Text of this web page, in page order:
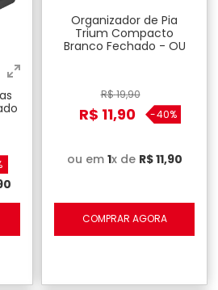
Organizador de Pia
Trium Compacto
Branco Fechado - OU
R$19,90
R$ 11,90 -40%
ou em 1x de R$11,90
COMPRAR AGORA